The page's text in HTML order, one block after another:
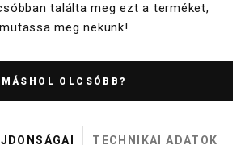
találta meg ezt a terméket,
mutassa meg nekünk!
MÁSHOL OLCSÓBB?
TECHNIKAI ADATOK